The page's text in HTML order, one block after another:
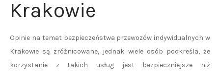
Krakowie
Opinie na temat bezpieczeństwa przewozów indywidualnych w
Krakowie są zróżnicowane, jednak wiele osób podkreśla, że
korzystanie z takich usług jest bezpieczniejsze niż